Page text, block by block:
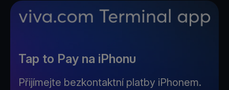
Tap to Pay na iPhonu
Přijímejte bezkontaktní platby iPhonem.